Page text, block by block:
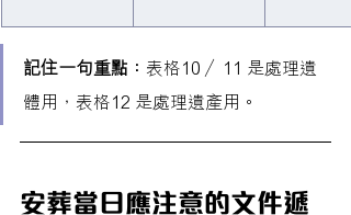
記住一句重點： 表格10 ／11 是處理遺
體用，表格12 是處理遺產用。
安葬當日應注意的文件遞